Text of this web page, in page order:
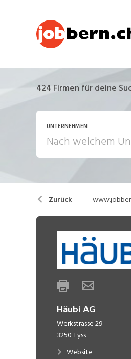
424 Firmen für deine
UNTERNEHMEN
Zurück
Häubi AG
Werkstrasse 29
3250 Lyss
Website